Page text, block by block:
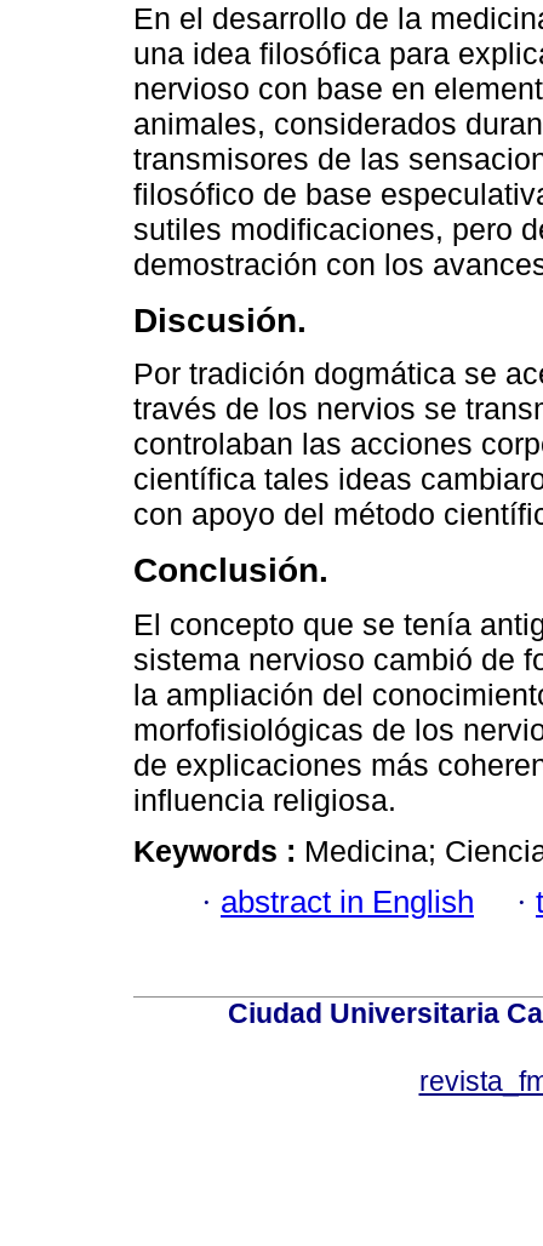
En el desarrollo de la
una idea filosófica para
nervioso con base en
animales, considerados
transmisores de las
filosófico de base
sutiles modificaciones, pero
demostración con los
Discusión.
Por tradición dogmática se
través de los nervios se
controlaban las acciones
científica tales ideas
con apoyo del método
Conclusión.
El concepto que se tenía
sistema nervioso cambió de
la ampliación del
morfofisiológicas de los
de explicaciones más
influencia religiosa.
Keywords : Medicina;
· abstract in English ·
Ciudad Universitaria